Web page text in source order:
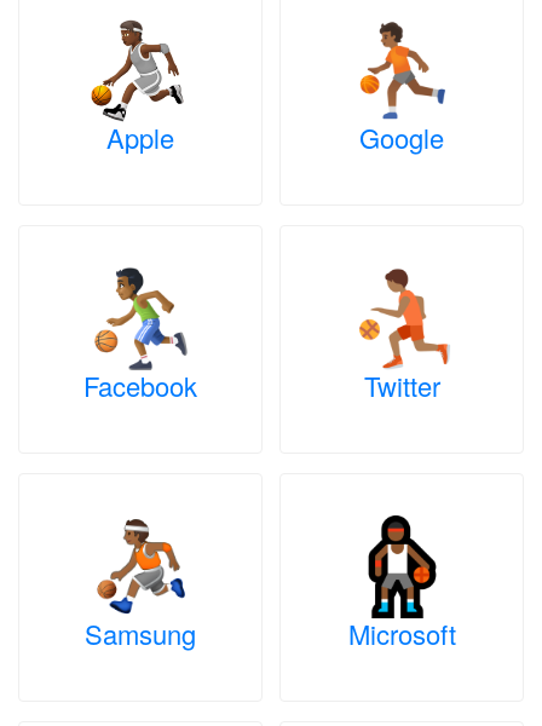
Apple Google
Facebook Twitter
Samsung Microsoft